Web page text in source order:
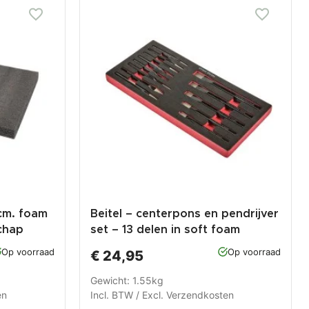
foam
Op voorraad
Beitel – centerpons en pendrijver
set – 13 delen in soft foam
€ 24,95 Op voorraad
Gewicht: 1.55kg
Incl. BTW / Excl. Verzendkosten